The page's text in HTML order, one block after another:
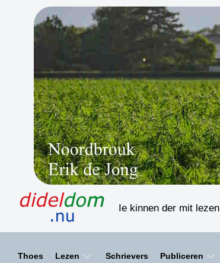
Ie kinnen der mit
Thoes Lezen Schrievers Publiceren